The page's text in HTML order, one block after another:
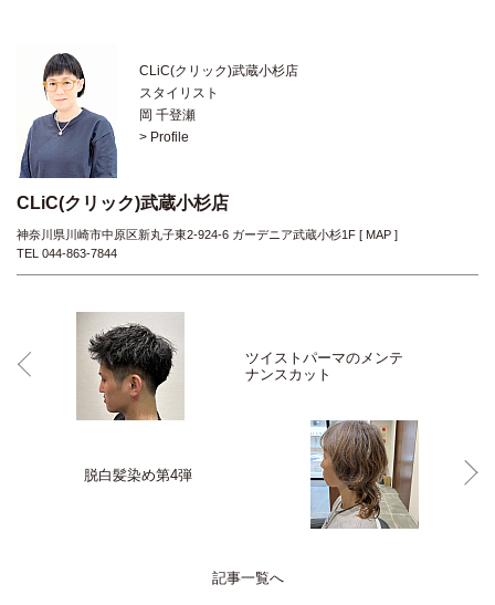
CLiC(クリック)武蔵小杉店
スタイリスト
岡 千登瀬
> Profile
CLiC(クリック)武蔵小杉店
神奈川県川崎市中原区新丸子東2-924-6 ガーデニア武蔵小杉1F [ MAP ]
TEL 044-863-7844
ツイストパーマのメンテ
ナンスカット
脱白髪染め第4弾
記事一覧へ